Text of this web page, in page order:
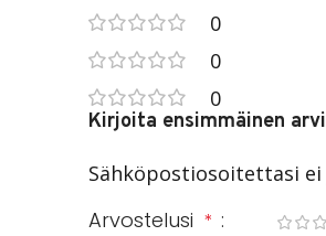
0
0
0
Kirjoita ensimmäinen
Sähköpostiosoitettasi
Arvostelusi *